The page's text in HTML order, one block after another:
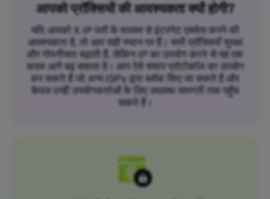
आपको प्रॉक्सियों की आवश्यकता क्यों होगी?
यदि आपको X IP पतों के माध्यम से इंटरनेट एक्सेस करने की
आवश्यकता है, तो आप सही स्थान पर हैं। सभी प्रॉक्सियाँ सुरक्षा
और गोपनीयता बढ़ाती हैं, लेकिन IP का उपयोग करने से यह एक
कदम आगे बढ़ सकता है। आप ऐसे संचार प्रोटोकॉल का उपयोग
कर सकते हैं जो अन्य ISPs द्वारा ब्लॉक किए जा सकते हैं और
केवल उन्हीं उपयोगकर्ताओं के लिए उपलब्ध सामग्री तक पहुँच
सकते हैं।